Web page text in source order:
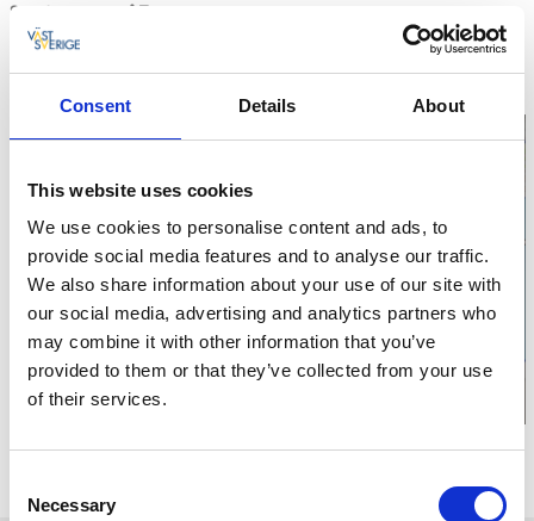
Consent Details About
This website uses cookies
We use cookies to personalise content and ads, to
provide social media features and to analyse our traffic.
We also share information about your use of our site with
our social media, advertising and analytics partners who
may combine it with other information that you’ve
provided to them or that they’ve collected from your use
of their services.
Selection
Necessary
Smedstugorna på Turbinhusön
Turbinhusön, Museigatan 5
522 33 Tidaholm
Telefon:0502 60 61 88
E-post:Skicka E-post
Klicka för att visa
karta